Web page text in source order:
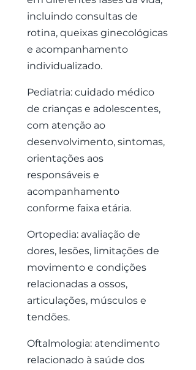
incluindo consultas de
rotina, queixas ginecológicas
e acompanhamento
individualizado.
Pediatria: cuidado médico
de crianças e adolescentes,
com atenção ao
desenvolvimento, sintomas,
orientações aos
responsáveis e
acompanhamento
conforme faixa etária.
Ortopedia: avaliação de
dores, lesões, limitações de
movimento e condições
relacionadas a ossos,
articulações, músculos e
tendões.
Oftalmologia: atendimento
relacionado à saúde dos